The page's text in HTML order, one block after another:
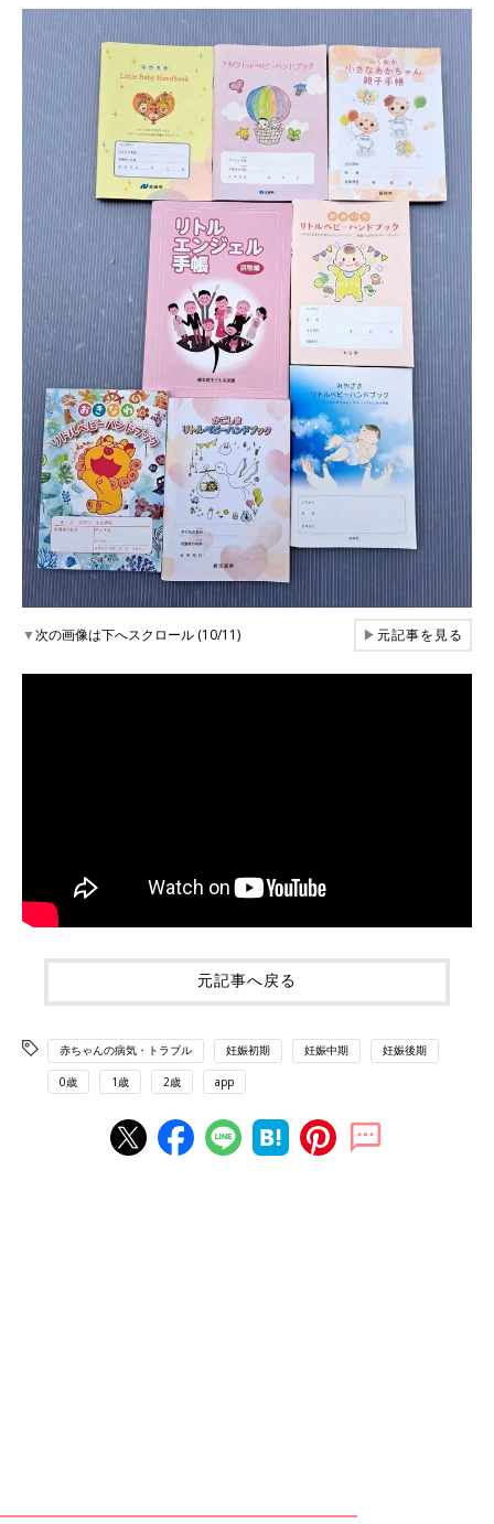
▼次の画像は下へスクロール (10/11) ▶元記事を見る
元記事へ戻る
赤ちゃんの病気・トラブル 妊娠初期 妊娠中期 妊娠後期
0歳 1歳 2歳 app